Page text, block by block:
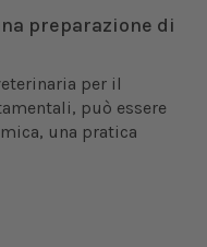
preparazione di
per il
può essere
una pratica